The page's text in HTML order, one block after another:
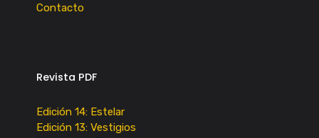
Contacto
Revista PDF
Edición 14: Estelar
Edición 13: Vestigios